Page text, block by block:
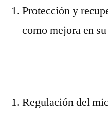
Protección y
como mejora en
Regulación del